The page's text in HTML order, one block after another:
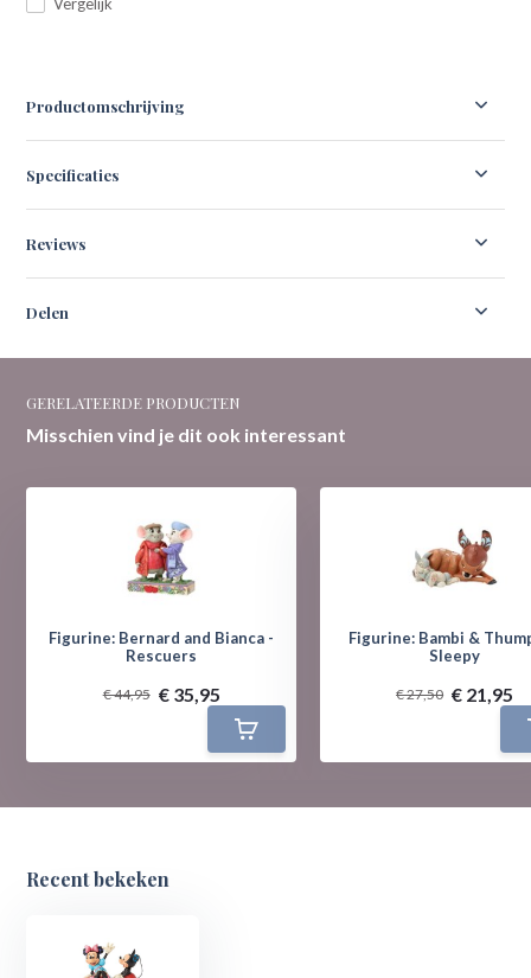
Productomschrijving
Specificaties
Reviews
Delen
GERELATEERDE PRODUCTEN
Misschien vind je dit ook interessant
Figurine: Bernard and Bianca -
Rescuers
€ 44,95 € 35,95
Figurine: Bambi &
Sleepy
€ 27,50 € 21,95
Recent bekeken